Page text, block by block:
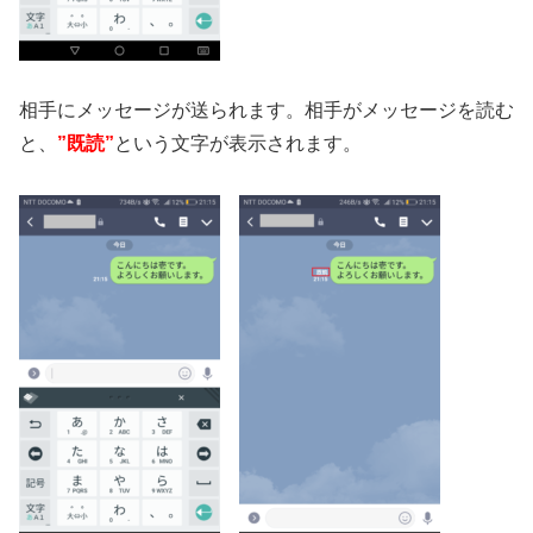
相手にメッセージが送られます。相手がメッセージを読む
と、 ”既読”という文字が表示されます。